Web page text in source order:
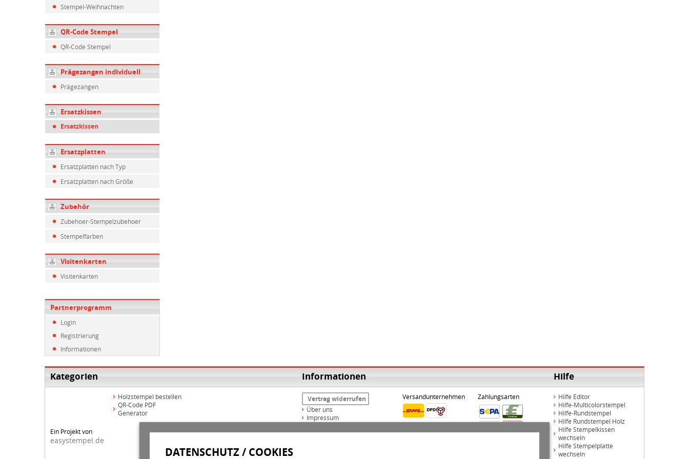
DATENSCHUTZ / COOKIES
Stempel-Weihnachten
QR-Code Stempel
QR-Code Stempel
Prägezangen individuell
Prägezangen
Ersatzkissen
Ersatzkissen
Ersatzplatten
Ersatzplatten nach Typ
Ersatzplatten nach Größe
Zubehör
Zubehoer-Stempelzubehoer
Stempelfarben
Visitenkarten
Visitenkarten
Partnerprogramm
Login
Registrierung
Informationen
Kategorien Informationen Hilfe
Holzstempel bestellen
QR-Code PDF
Generator
Ein Projekt von
easystempel.de
Vertrag widerrufen
Über uns
Impressum
AGB
Versandunternehmen Zahlungsarten
Hilfe Editor
Hilfe-Multicolorstempel
Hilfe-Rundstempel
Hilfe Rundstempel Holz
Hilfe Stempelkissen
wechseln
Hilfe Stempelplatte
wechseln